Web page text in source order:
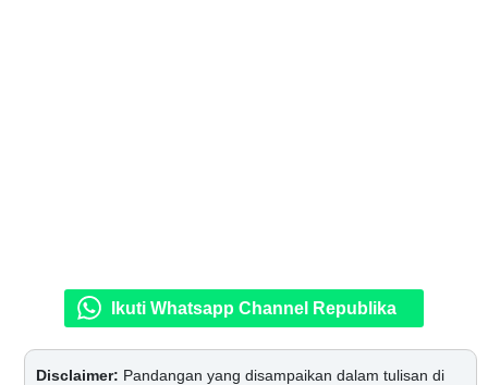
Ikuti Whatsapp Channel Republika
Disclaimer: Pandangan yang disampaikan dalam tulisan di